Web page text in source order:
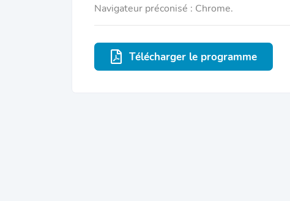
Navigateur préconisé : Chrome.
Télécharger le programme